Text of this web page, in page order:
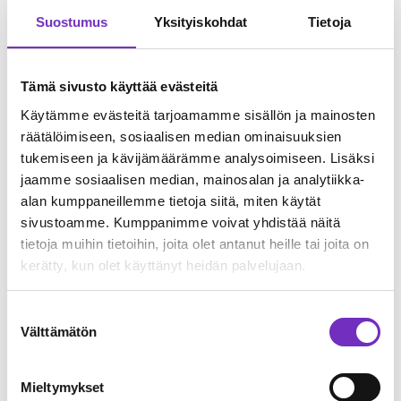
Suostumus Yksityiskohdat Tietoja
Tämä sivusto käyttää evästeitä
Käytämme evästeitä tarjoamamme sisällön ja mainosten
räätälöimiseen, sosiaalisen median ominaisuuksien
tukemiseen ja kävijämäärämme analysoimiseen. Lisäksi
jaamme sosiaalisen median, mainosalan ja analytiikka-
alan kumppaneillemme tietoja siitä, miten käytät
sivustoamme. Kumppanimme voivat yhdistää näitä
tietoja muihin tietoihin, joita olet antanut heille tai joita on
kerätty, kun olet käyttänyt heidän palvelujaan.
valinta
Välttämätön
Mieltymykset
Käyttöliittymä: parannuksia
käyttöliittymänäkymiin ja -
toimintoihin
Jatkossa tuote-editorissa näkyy pakollisuusmerkintä myös
tai inherit if empty -määritetty) attribuutti on merkitty
pakolliseksi assortment-tuotteelle.